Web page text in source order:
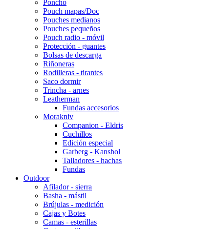
Poncho
Pouch mapas/Doc
Pouches medianos
Pouches pequeños
Pouch radio - móvil
Protección - guantes
Bolsas de descarga
Riñoneras
Rodilleras - tirantes
Saco dormir
Trincha - arnes
Leatherman
Fundas accesorios
Morakniv
Companion - Eldris
Cuchillos
Edición especial
Garberg - Kansbol
Talladores - hachas
Fundas
Outdoor
Afilador - sierra
Basha - mástil
Brújulas - medición
Cajas y Botes
Camas - esterillas